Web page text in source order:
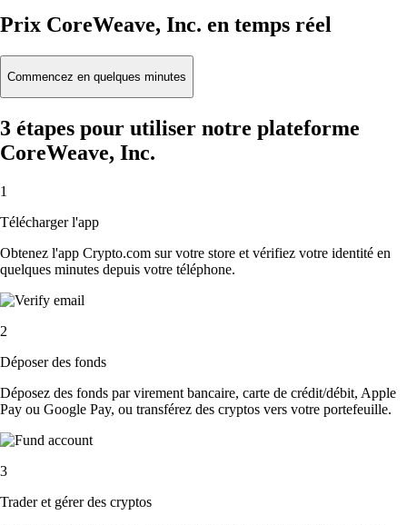
Prix CoreWeave, Inc. en temps réel
Commencez en quelques minutes
3 étapes pour utiliser notre plateforme
CoreWeave, Inc.
1
Télécharger l'app
Obtenez l'app Crypto.com sur votre store et vérifiez votre identité en
quelques minutes depuis votre téléphone.
2
Déposer des fonds
Déposez des fonds par virement bancaire, carte de crédit/débit, Apple
Pay ou Google Pay, ou transférez des cryptos vers votre portefeuille.
3
Trader et gérer des cryptos